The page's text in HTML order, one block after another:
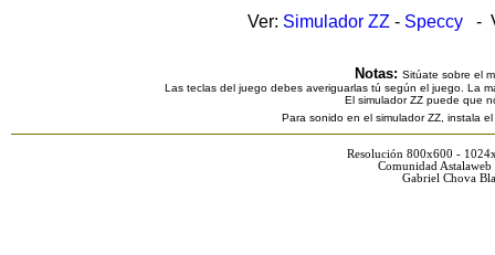
Ver: Simulador ZZ - Speccy -
Notas: Sitúate sobre el
Las teclas del juego debes averiguarlas tú según el juego. La
El simulador ZZ puede que
Para sonido en el simulador ZZ, instala
Resolución 800x600 -
Comunidad
Gabriel Chova